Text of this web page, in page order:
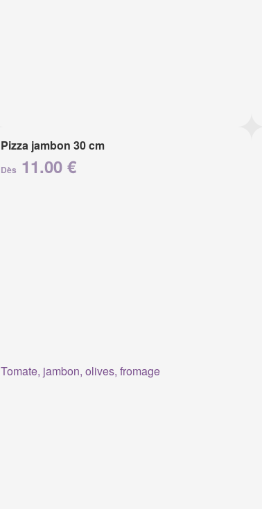
Pizza jambon 30 cm
Dès 11.00 €
Tomate, jambon, olives, fromage